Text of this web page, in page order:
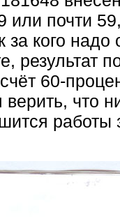
или почти
кого надо
результат
60-
что
работы